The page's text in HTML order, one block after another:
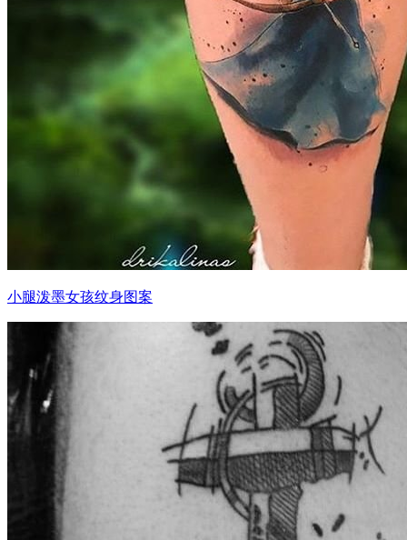
小腿泼墨女孩纹身图案